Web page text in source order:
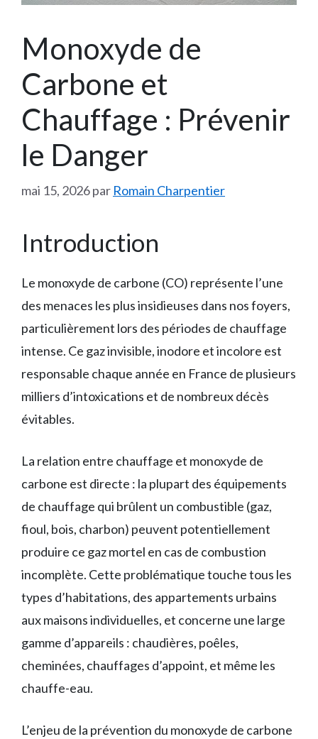
Monoxyde de
Carbone et
Chauffage : Prévenir
le Danger
mai 15, 2026par Romain Charpentier
Introduction
Le monoxyde de carbone (CO) représente l’une
des menaces les plus insidieuses dans nos foyers,
particulièrement lors des périodes de chauffage
intense. Ce gaz invisible, inodore et incolore est
responsable chaque année en France de plusieurs
milliers d’intoxications et de nombreux décès
évitables.
La relation entre chauffage et monoxyde de
carbone est directe : la plupart des équipements
de chauffage qui brûlent un combustible (gaz,
fioul, bois, charbon) peuvent potentiellement
produire ce gaz mortel en cas de combustion
incomplète. Cette problématique touche tous les
types d’habitations, des appartements urbains
aux maisons individuelles, et concerne une large
gamme d’appareils : chaudières, poêles,
cheminées, chauffages d’appoint, et même les
chauffe-eau.
L’enjeu de la prévention du monoxyde de carbone